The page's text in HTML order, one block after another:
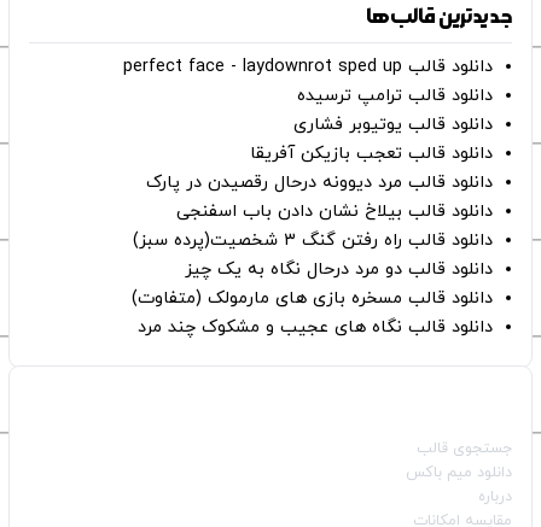
جدیدترین قالب‌ها
دانلود قالب perfect face - laydownrot sped up
دانلود قالب ترامپ ترسیده
دانلود قالب یوتیوبر فشاری
دانلود قالب تعجب بازیکن آفریقا
دانلود قالب مرد دیوونه درحال رقصیدن در پارک
دانلود قالب بیلاخ نشان دادن باب اسفنجی
دانلود قالب راه رفتن گنگ ۳ شخصیت(پرده سبز)
دانلود قالب دو مرد درحال نگاه به یک چیز
دانلود قالب مسخره بازی های مارمولک (متفاوت)
دانلود قالب نگاه های عجیب و مشکوک چند مرد
جستجوی قالب
دانلود میم باکس
درباره
مقایسه امکانات